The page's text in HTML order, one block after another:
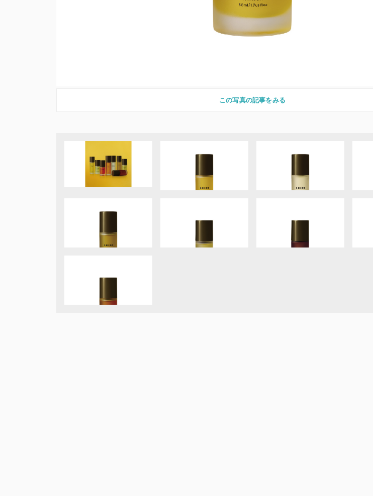
この写真の記事をみる